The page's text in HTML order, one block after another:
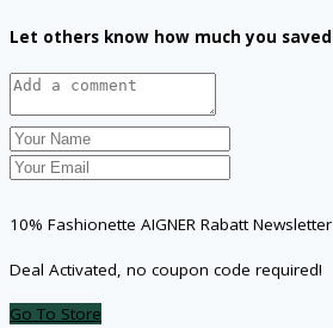
Let others know how much you saved
10% Fashionette AIGNER Rabatt Newsletter
Deal Activated, no coupon code required!
Go To Store